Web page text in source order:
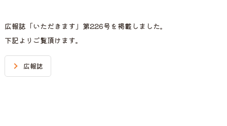
広報誌「いただきます」第226号を掲載しました。
下記よりご覧頂けます。
広報誌